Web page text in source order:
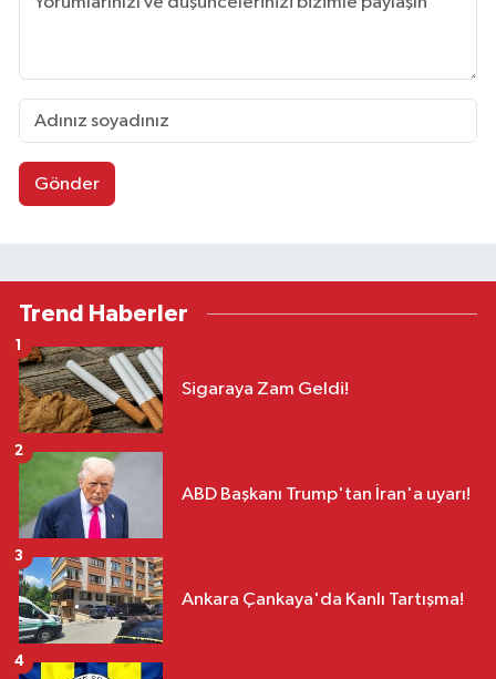
Gönder
Trend Haberler
Sigaraya Zam Geldi!
1
ABD Başkanı Trump'tan İran'a uyarı!
2
Ankara Çankaya'da Kanlı Tartışma!
3
4